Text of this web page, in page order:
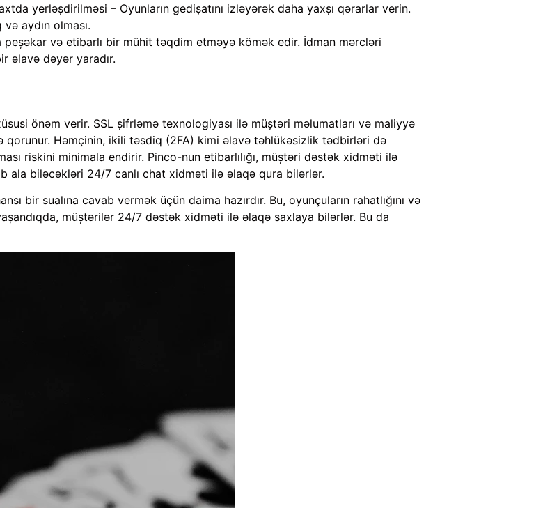
yerləşdirilməsi – Oyunların gedişatını izləyərək daha yaxşı qərarlar verin.
aydın olması.
və etibarlı bir mühit təqdim etməyə kömək edir. İdman mərcləri
əlavə dəyər yaradır.
önəm verir. SSL şifrləmə texnologiyası ilə müştəri məlumatları və maliyyə
qorunur. Həmçinin, ikili təsdiq (2FA) kimi əlavə təhlükəsizlik tədbirləri də
riskini minimala endirir. Pinco-nun etibarlılığı, müştəri dəstək xidməti ilə
ala biləcəkləri 24/7 canlı chat xidməti ilə əlaqə qura bilərlər.
bir sualına cavab vermək üçün daima hazırdır. Bu, oyunçuların rahatlığını və
müştərilər 24/7 dəstək xidməti ilə əlaqə saxlaya bilərlər. Bu da